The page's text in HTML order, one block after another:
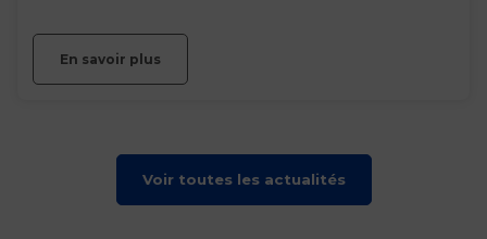
En savoir plus
Voir toutes les actualités